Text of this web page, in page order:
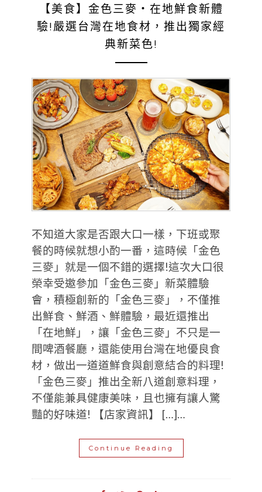
【美食】金色三麥‧在地鮮食新體
驗!嚴選台灣在地食材，推出獨家經
典新菜色!
不知道大家是否跟大口一樣，下班或聚
餐的時候就想小酌一番，這時候「金色
三麥」就是一個不錯的選擇!這次大口很
榮幸受邀參加「金色三麥」新菜體驗
會，積極創新的「金色三麥」，不僅推
出鮮食、鮮酒、鮮體驗，最近還推出
「在地鮮」，讓「金色三麥」不只是一
間啤酒餐廳，還能使用台灣在地優良食
材，做出一道道鮮食與創意結合的料理!
「金色三麥」推出全新八道創意料理，
不僅能兼具健康美味，且也擁有讓人驚
豔的好味道! 【店家資訊】 […]…
Continue Reading